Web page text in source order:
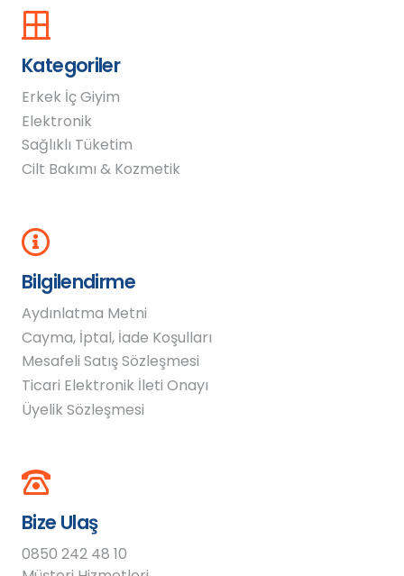
Kategoriler
Erkek İç Giyim
Elektronik
Sağlıklı Tüketim
Cilt Bakımı & Kozmetik
Bilgilendirme
Aydınlatma Metni
Cayma, İptal, İade Koşulları
Mesafeli Satış Sözleşmesi
Ticari Elektronik İleti Onayı
Üyelik Sözleşmesi
Bize Ulaş
0850 242 48 10